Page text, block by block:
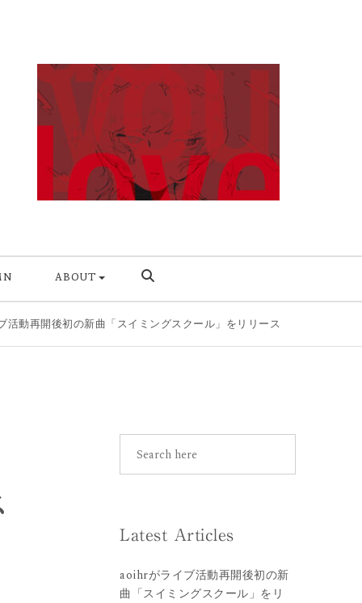
ABOUT
の新曲「スイミングスクール」をリリース & 自主企画第2弾を8/11開催
Latest Articles
aoihrがライブ活動再開後初の新
曲「スイミングスクール」をリ